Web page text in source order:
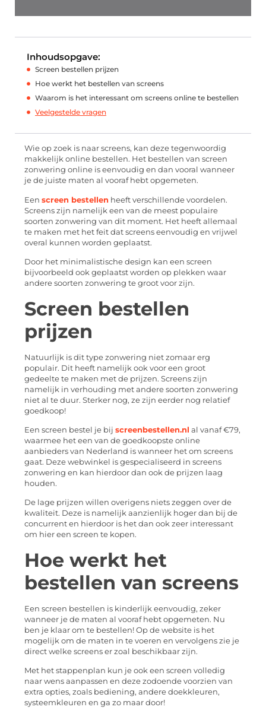
Inhoudsopgave:
Screen bestellen prijzen
Hoe werkt het bestellen van screens
Waarom is het interessant om screens online te bestellen
Veelgestelde vragen
Wie op zoek is naar screens, kan deze tegenwoordig
makkelijk online bestellen. Het bestellen van screen
zonwering online is eenvoudig en dan vooral wanneer
je de juiste maten al vooraf hebt opgemeten.
Een screen bestellen heeft verschillende voordelen.
Screens zijn namelijk een van de meest populaire
soorten zonwering van dit moment. Het heeft allemaal
te maken met het feit dat screens eenvoudig en vrijwel
overal kunnen worden geplaatst.
Door het minimalistische design kan een screen
bijvoorbeeld ook geplaatst worden op plekken waar
andere soorten zonwering te groot voor zijn.
Screen bestellen
prijzen
Natuurlijk is dit type zonwering niet zomaar erg
populair. Dit heeft namelijk ook voor een groot
gedeelte te maken met de prijzen. Screens zijn
namelijk in verhouding met andere soorten zonwering
niet al te duur. Sterker nog, ze zijn eerder nog relatief
goedkoop!
Een screen bestel je bij screenbestellen.nl al vanaf €79,
waarmee het een van de goedkoopste online
aanbieders van Nederland is wanneer het om screens
gaat. Deze webwinkel is gespecialiseerd in screens
zonwering en kan hierdoor dan ook de prijzen laag
houden.
De lage prijzen willen overigens niets zeggen over de
kwaliteit. Deze is namelijk aanzienlijk hoger dan bij de
concurrent en hierdoor is het dan ook zeer interessant
om hier een screen te kopen.
Hoe werkt het
bestellen van screens
Een screen bestellen is kinderlijk eenvoudig, zeker
wanneer je de maten al vooraf hebt opgemeten. Nu
ben je klaar om te bestellen! Op de website is het
mogelijk om de maten in te voeren en vervolgens zie je
direct welke screens er zoal beschikbaar zijn.
Met het stappenplan kun je ook een screen volledig
naar wens aanpassen en deze zodoende voorzien van
extra opties, zoals bediening, andere doekkleuren,
systeemkleuren en ga zo maar door!